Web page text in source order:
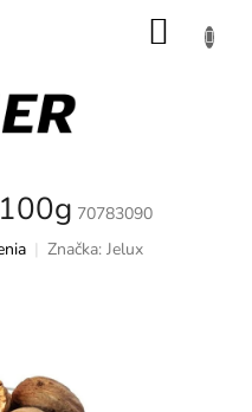
70783090
Značka: Jelux